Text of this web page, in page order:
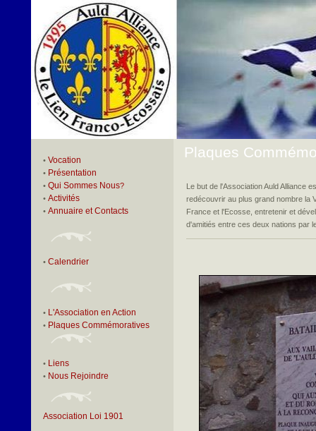
• Vocation
• Présentation
• Qui Sommes Nous?
• Activités
• Annuaire et Contacts
• Calendrier
• L'Association en Action
• Plaques Commémoratives
• Liens
• Nous Rejoindre
Association Loi 1901
Plaques
Le but de l'Association Auld Alliance
redécouvrir au plus grand nombre la
France et l'Ecosse, entretenir et
d'amitiés entre ces deux nations par